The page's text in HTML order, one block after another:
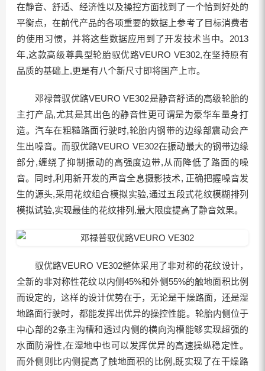
在静音、舒适、经济性以及操控方面找到了一个恰到好处的
平衡点，在前代产品的各项重要的数据上参考了目标消费者
的使用习惯，并将这些数据应用到了开发技术当中。2013
年,这款高级尊典型轮胎驭优路VEURO VE302,在坚持原有
品质的基础上,更是有八个新尺寸即将国产上市。
邓禄普驭优路VEURO VE302是静音舒适的高级轮胎的
主打产品,尤其是其出色的静音性更可谓是为豪华车量身打
造。汽车在粗糙路面行驶时,轮胎内钢带的边缘部震动会产
生出噪音。而驭优路VEURO VE302在振动最大的钢带边缘
部分,缠绕了抑制振动的高强度边带,从而降低了路面的噪
音。同时,利用新开发的声音全息摄影技术, 正确把握噪音发
生的源头,采用花纹组合模拟实验,通过五段式花纹模糊排列
模拟试验,实现最佳的花纹排列,最大限度提高了静音效果。
驭优路VEURO VE302整体采用了非对称的花纹设计，
全新的非对称性花纹以内侧45%和外侧55%的触地面积比例
而设定的，这样的设计优势在于，无论是干燥路面，还是湿
地路面行驶时，都能发挥出优异的操控性能。轮胎内侧位于
中心部的2条主沟槽和透过内侧的横向沟槽能够实现超强的
水面防滑性,在湿地中也可以发挥优异的高速操纵稳定性。
而外侧则比内侧提高了触地面积的比例,既实现了在干燥路